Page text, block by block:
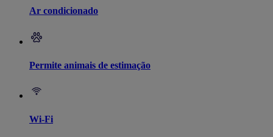
Ar condicionado
Permite animais de estimação
Wi-Fi